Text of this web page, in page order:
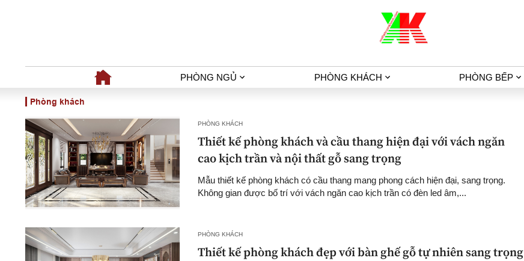
PHÒNG NGỦ PHÒNG KHÁCH PHÒNG BẾP
Phòng khách
PHÒNG KHÁCH
Thiết kế phòng khách và cầu thang hiện đại với vách ngăn
cao kịch trần và nội thất gỗ sang trọng
Mẫu thiết kế phòng khách có cầu thang mang phong cách hiện đại, sang trọng.
Không gian được bố trí với vách ngăn cao kịch trần có đèn led âm,...
PHÒNG KHÁCH
Thiết kế phòng khách đẹp với bàn ghế gỗ tự nhiên sang trọng